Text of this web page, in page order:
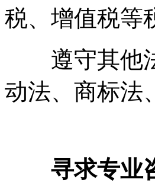
税、增值税等
遵守其他法
动法、商标法
寻求专业咨